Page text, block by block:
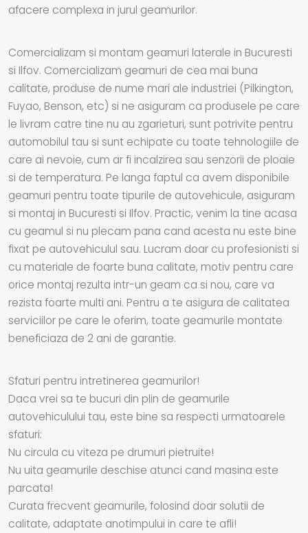
afacere complexa in jurul geamurilor.
Comercializam si montam geamuri laterale in Bucuresti
si Ilfov. Comercializam geamuri de cea mai buna
calitate, produse de nume mari ale industriei (Pilkington,
Fuyao, Benson, etc) si ne asiguram ca produsele pe care
le livram catre tine nu au zgarieturi, sunt potrivite pentru
automobilul tau si sunt echipate cu toate tehnologiile de
care ai nevoie, cum ar fi incalzirea sau senzorii de ploaie
si de temperatura. Pe langa faptul ca avem disponibile
geamuri pentru toate tipurile de autovehicule, asiguram
si montaj in Bucuresti si Ilfov. Practic, venim la tine acasa
cu geamul si nu plecam pana cand acesta nu este bine
fixat pe autovehiculul sau. Lucram doar cu profesionisti si
cu materiale de foarte buna calitate, motiv pentru care
orice montaj rezulta intr-un geam ca si nou, care va
rezista foarte multi ani. Pentru a te asigura de calitatea
serviciilor pe care le oferim, toate geamurile montate
beneficiaza de 2 ani de garantie.
Sfaturi pentru intretinerea geamurilor!
Daca vrei sa te bucuri din plin de geamurile
autovehiculului tau, este bine sa respecti urmatoarele
sfaturi:
Nu circula cu viteza pe drumuri pietruite!
Nu uita geamurile deschise atunci cand masina este
parcata!
Curata frecvent geamurile, folosind doar solutii de
calitate, adaptate anotimpului in care te afli!